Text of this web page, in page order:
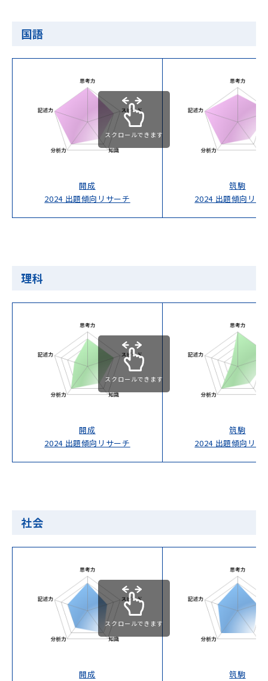
国語
開成
2024 出題傾向リサーチ
筑駒
2024 出題傾向リサ
スクロールできます
理科
開成
2024 出題傾向リサーチ
筑駒
2024 出題傾向リサ
スクロールできます
社会
開成
筑駒
スクロールできます